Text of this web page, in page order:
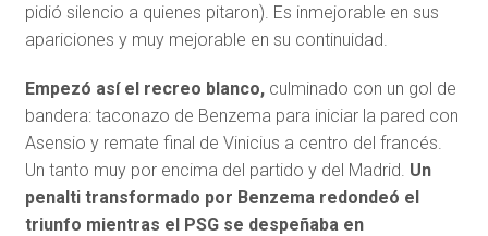
pidió silencio a quienes pitaron). Es inmejorable en sus
apariciones y muy mejorable en su continuidad.
Empezó así el recreo blanco,culminado con un gol de
bandera: taconazo de Benzema para iniciar la pared con
Asensio y remate final de Vinicius a centro del francés.
Un tanto muy por encima del partido y del Madrid. Un
penalti transformado por Benzema redondeó el
triunfo mientras el PSG se despeñaba en